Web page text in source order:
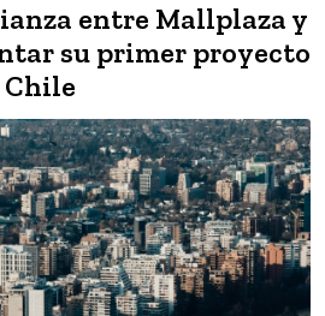
entre Mallplaza y
su primer proyecto